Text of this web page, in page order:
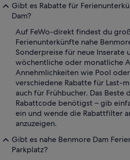
Gibt es Rabatte für
Dam?
Auf FeWo-direkt findest du
Ferienunterkünfte nahe
Sonderpreise für neue Inserate
wöchentliche oder monatliche
Annehmlichkeiten wie Pool
verschiedene Rabatte für Last-
auch für Frühbucher. Das Beste
Rabattcode benötigst – gib
ein und wende die Rabattfilter
anzuzeigen.
Gibt es nahe Benmore Dam
Parkplatz?